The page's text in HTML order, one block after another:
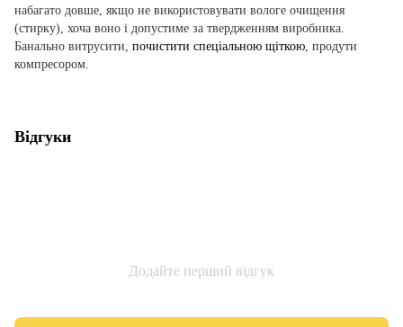
набагато довше, якщо не використовувати вологе очищення
(стирку), хоча воно і допустиме за твердженням виробника.
Банально витрусити, почистити спеціальною щіткою , продути
компресором.
Відгуки
Додайте перший відгук